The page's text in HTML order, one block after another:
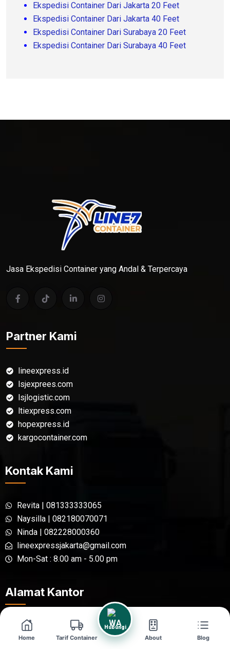
Ekspedisi Container Dari Jakarta 20 Feet
Ekspedisi Container Dari Jakarta 40 Feet
Ekspedisi Container Dari Surabaya 20 Feet
Ekspedisi Container Dari Surabaya 40 Feet
Jasa Ekspedisi Container yang Andal & Terpercaya
Partner Kami
lineexpress.id
lsjexprees.com
lsjlogistic.com
ltiexpress.com
hopexpress.id
kargocontainer.com
Kontak Kami
Revita | 081333333065
Naysilla | 082180070071
Ninda | 082228000360
lineexpressjakarta@gmail.com
Mon-Sat : 8.00 am - 5.00 pm
Alamat Kantor
Jakarta - Jl. Raya Kalimalang Blok
G-17 No.2B, Pondok Kelapa,
Home Tarif Container
Hubungi
About Blog